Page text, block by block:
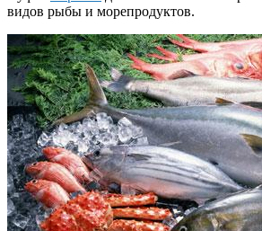
видов рыбы и морепродуктов.